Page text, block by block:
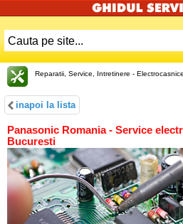
Reparatii, Service, Intretinere - Electrocasnice
inapoi la lista
Panasonic Romania - Service
Bucuresti